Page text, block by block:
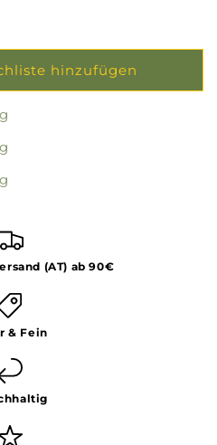
hinzufügen
(AT) ab 90€
& Fein